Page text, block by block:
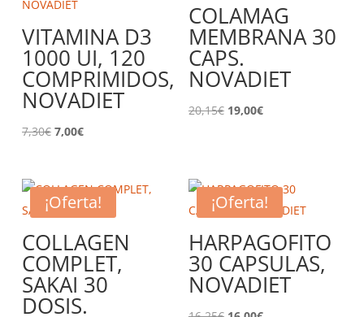
VITAMINA D3
1000 UI, 120
COMPRIMIDOS,
NOVADIET
7,30€ El
era:
7,30€.
7,00€El
es:
7,00€.
COLAMAG
MEMBRANA 30
CAPS.
NOVADIET
20,15€ El
20,15€.
19,00€El
19,00€.
¡Oferta!
COLLAGEN
COMPLET,
SAKAI 30
DOSIS.
¡Oferta!
HARPAGOFITO
30 CAPSULAS,
NOVADIET